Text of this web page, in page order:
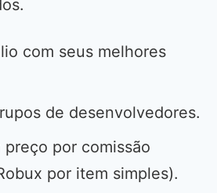
com seus melhores
de desenvolvedores.
preço por comissão
por item simples).